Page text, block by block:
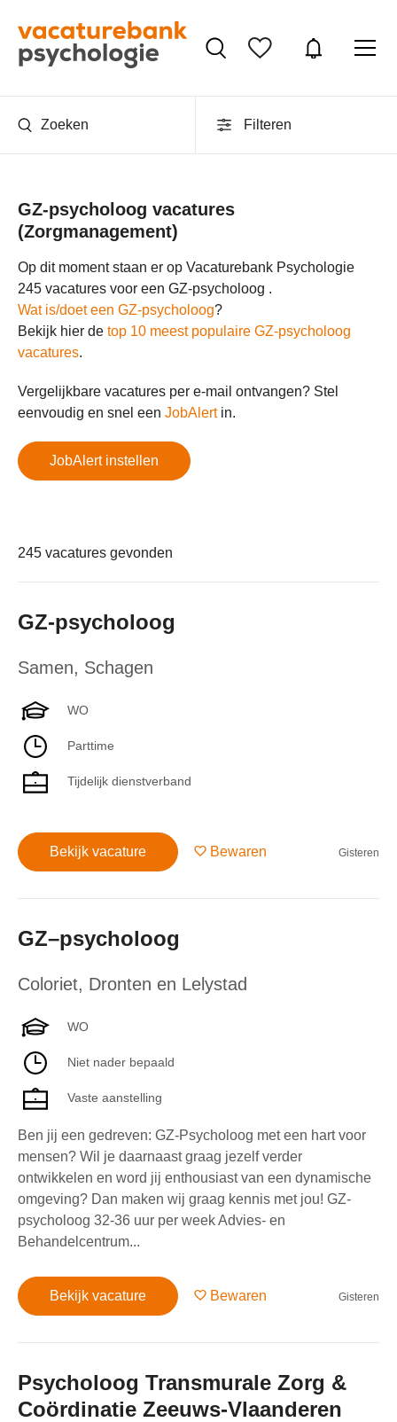
Zoeken Filteren
GZ-psycholoog vacatures
(Zorgmanagement)
Op dit moment staan er op Vacaturebank Psychologie
245 vacatures voor een GZ-psycholoog .
Wat is/doet een GZ-psycholoog?
Bekijk hier de top 10 meest populaire GZ-psycholoog
vacatures.
Vergelijkbare vacatures per e-mail ontvangen? Stel
eenvoudig en snel een JobAlertin.
JobAlert instellen
245 vacatures gevonden
GZ-psycholoog
Samen, Schagen
WO
Parttime
Tijdelijk dienstverband
Bekijk vacature Bewaren Gisteren
GZ–psycholoog
Coloriet, Dronten en Lelystad
WO
Niet nader bepaald
Vaste aanstelling
Ben jij een gedreven: GZ-Psycholoog met een hart voor
mensen? Wil je daarnaast graag jezelf verder
ontwikkelen en word jij enthousiast van een dynamische
omgeving? Dan maken wij graag kennis met jou! GZ-
psycholoog 32-36 uur per week Advies- en
Behandelcentrum...
Bekijk vacature Bewaren Gisteren
Psycholoog Transmurale Zorg &
Coördinatie Zeeuws-Vlaanderen